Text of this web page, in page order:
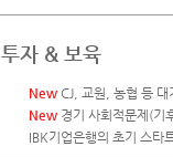
투자 & 보육
New CJ, 교원, 농협 등
New 경기 사회적문제(기
IBK기업은행의 초기 스타